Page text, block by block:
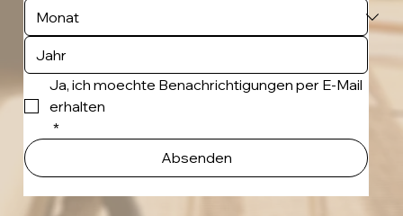
Ja, ich moechte Benachrichtigungen per E-Mail
erhalten
*
Absenden